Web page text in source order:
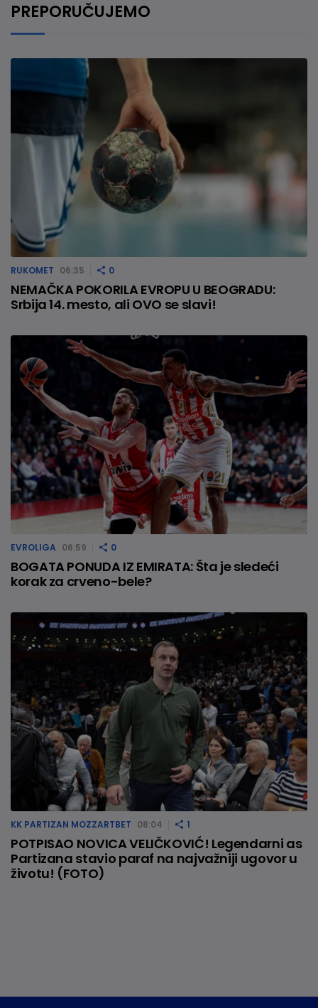
PREPORUČUJEMO
RUKOMET 06:35 0
NEMAČKA POKORILA EVROPU U BEOGRADU:
Srbija 14. mesto, ali OVO se slavi!
EVROLIGA 06:59 0
BOGATA PONUDA IZ EMIRATA: Šta je sledeći
korak za crveno-bele?
KK PARTIZAN MOZZARTBET 08:04 1
POTPISAO NOVICA VELIČKOVIĆ! Legendarni as
Partizana stavio paraf na najvažniji ugovor u
životu! (FOTO)